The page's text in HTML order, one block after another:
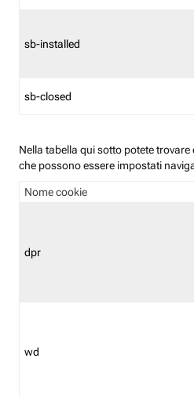
sb-installed
sb-closed
Nella tabella qui sotto potete
che possono essere impostati
Nome cookie
dpr
wd